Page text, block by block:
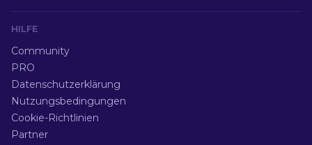
HILFE
Community
PRO
Datenschutzerklärung
Nutzungsbedingungen
Cookie-Richtlinien
Partner